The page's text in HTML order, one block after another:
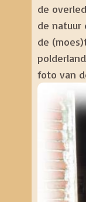
de
de natuur
de
foto van